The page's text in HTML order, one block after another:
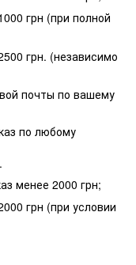
грн (при полной
грн. (независимо
почты по вашему
по любому
менее 2000 грн;
грн (при условии